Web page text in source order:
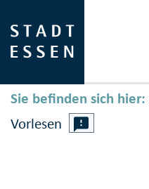
Sie befinden sich hier:
Vorlesen